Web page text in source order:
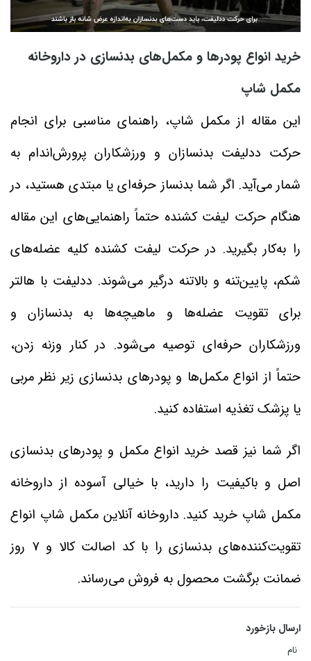
خرید انواع پودرها و مکمل‌های بدنسازی در داروخانه
مکمل شاپ
این مقاله از مکمل شاپ، راهنمای مناسبی برای انجام
حرکت ددلیفت بدنسازان و ورزشکاران پرورش‌اندام به
شمار می‌آید. اگر شما بدنساز حرفه‌ای یا مبتدی هستید، در
هنگام حرکت لیفت کشنده حتماً راهنمایی‌های این مقاله
را به‌کار بگیرید. در حرکت لیفت کشنده کلیه عضله‌های
شکم، پایین‌تنه و بالاتنه درگیر می‌شوند. ددلیفت با هالتر
برای تقویت عضله‌ها و ماهیچه‌ها به بدنسازان و
ورزشکاران حرفه‌ای توصیه می‌شود. در کنار وزنه زدن،
حتماً از انواع مکمل‌ها و پودرهای بدنسازی زیر نظر مربی
یا پزشک تغذیه استفاده کنید.
اگر شما نیز قصد خرید انواع مکمل‌ و پودرهای بدنسازی
اصل و باکیفیت را دارید، با خیالی آسوده از داروخانه
مکمل شاپ خرید کنید. داروخانه آنلاین مکمل شاپ انواع
تقویت‌کننده‌های بدنسازی را با کد اصالت کالا و 7 روز
ضمانت برگشت محصول به فروش می‌رساند.
ارسال بازخورد
نام